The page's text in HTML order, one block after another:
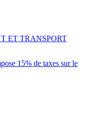
15% de taxes sur le
ET TRANSPORT